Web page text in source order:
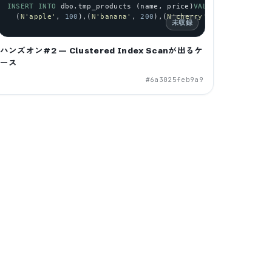
]), SEEK :([id ]=[id])LOOKUP)
INSERT
INTO dbo . tmp_products ( name , price )VALUES
  (
N 'apple' , 100 ),( N 'banana' , 200 ),(N'cherry'
未収録
ハンズオン#2 — Clustered Index Scanが出るケ
ース
#6a3025feb9a9